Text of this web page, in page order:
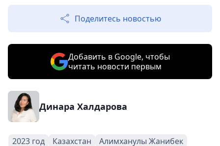
Поделитесь новостью
Добавить в Google, чтобы
читать новости первым
Динара Халдарова
2023 год Казахстан Алимханулы Жанибек